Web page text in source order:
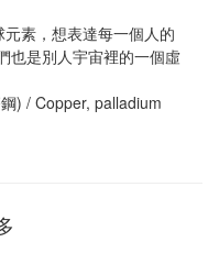
素，想表達每一個人的
也是別人宇宙裡的一個虛
) / Copper, palladium